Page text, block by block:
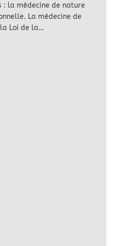
: la médecine de nature
La médecine de
Loi de la…